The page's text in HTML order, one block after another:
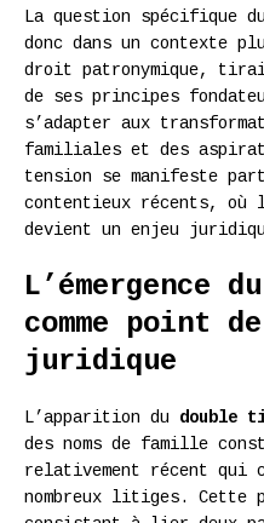
La question spécifique
donc dans un contexte
droit patronymique,
de ses principes
s’adapter aux
familiales et des
tension se manifeste
contentieux récents, où
devient un enjeu
L’émergence
comme point
juridique
L’apparition du double
des noms de famille
relativement récent qui
nombreux litiges. Cette